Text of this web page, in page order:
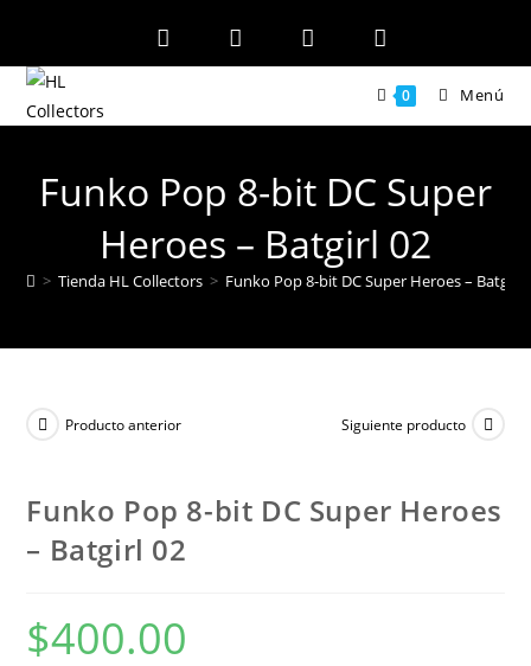
contenido
0 Menú
Funko Pop 8-bit DC Super
Heroes – Batgirl 02
> Tienda HL Collectors > Funko Pop 8-bit DC Super Heroes – Batgirl
Producto anterior Siguiente producto
Funko Pop 8-bit DC Super Heroes
– Batgirl 02
$400.00